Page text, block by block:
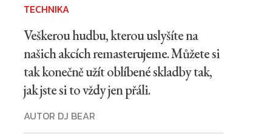
TECHNIKA
Veškerou hudbu, kterou uslyšíte na
našich akcích remasterujeme. Můžete si
tak konečně užít oblíbené skladby tak,
jak jste si to vždy jen přáli.
AUTOR DJ BEAR